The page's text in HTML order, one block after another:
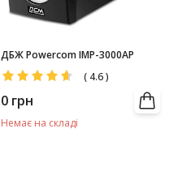
ДБЖ Powercom IMP-3000AP
( 4.6)
0 грн
Немає на складі